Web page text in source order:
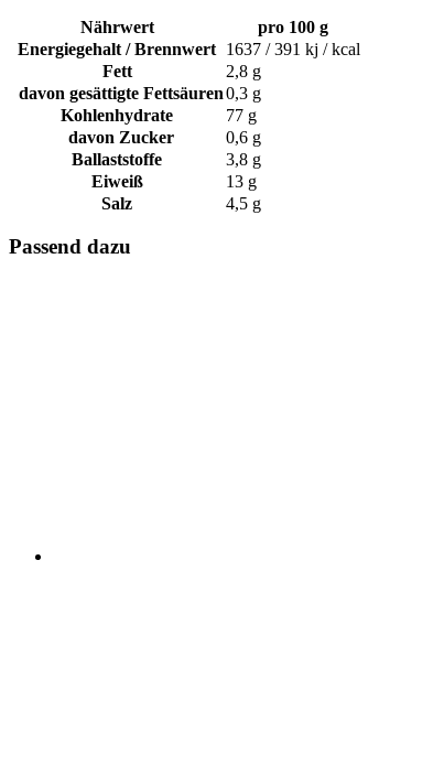
Nährwert
pro 100 g
Energiegehalt / Brennwert 1637 / 391 kj / kcal
Fett
2,8 g
davon gesättigte Fettsäuren0,3 g
Kohlenhydrate
77 g
davon Zucker
0,6 g
Ballaststoffe
3,8 g
Eiweiß
13 g
Salz
4,5 g
Passend dazu